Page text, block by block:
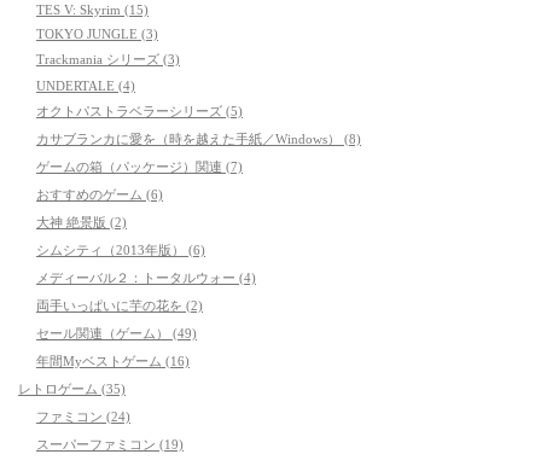
TES V: Skyrim (15)
TOKYO JUNGLE (3)
Trackmania シリーズ (3)
UNDERTALE (4)
オクトパストラベラーシリーズ (5)
カサブランカに愛を（時を越えた手紙／Windows） (8)
ゲームの箱（パッケージ）関連 (7)
おすすめのゲーム (6)
大神 絶景版 (2)
シムシティ（2013年版） (6)
メディーバル２：トータルウォー (4)
両手いっぱいに芋の花を (2)
セール関連（ゲーム） (49)
年間Myベストゲーム (16)
レトロゲーム (35)
ファミコン (24)
スーパーファミコン (19)